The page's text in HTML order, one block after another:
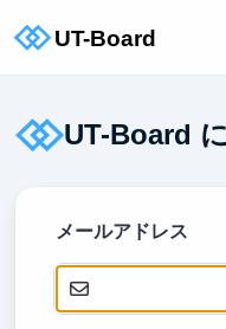
UT-Board
メールアドレス